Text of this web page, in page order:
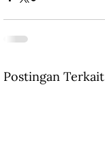
Postingan Terkait